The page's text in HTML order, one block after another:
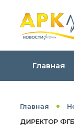
Главная
Главная
ДИРЕКТОР